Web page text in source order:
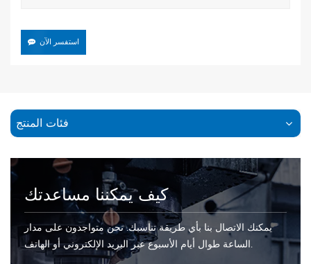
استفسر الآن
فئات المنتج
كيف يمكننا مساعدتك
يمكنك الاتصال بنا بأي طريقة تناسبك. نحن متواجدون على مدار
الساعة طوال أيام الأسبوع عبر البريد الإلكتروني أو الهاتف.